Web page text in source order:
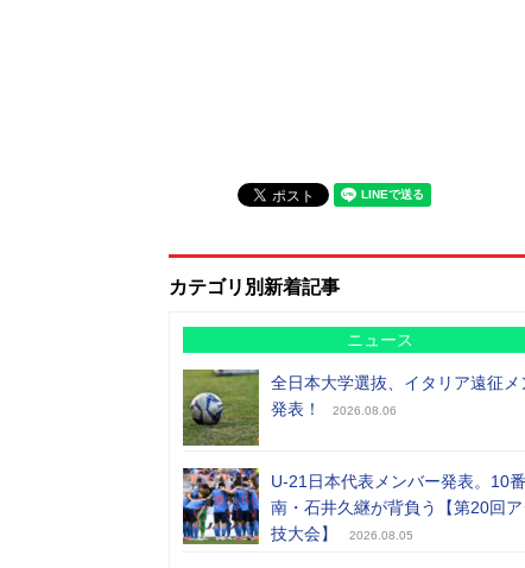
カテゴリ別新着記事
ニュース
全日本大学選抜、イタリア遠征メ
発表！
2026.08.06
U-21日本代表メンバー発表。10
南・石井久継が背負う【第20回
技大会】
2026.08.05